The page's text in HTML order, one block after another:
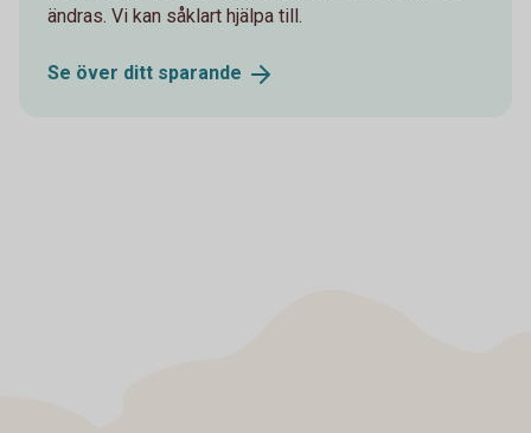
ändras. Vi kan såklart hjälpa till.
Se över ditt sparande